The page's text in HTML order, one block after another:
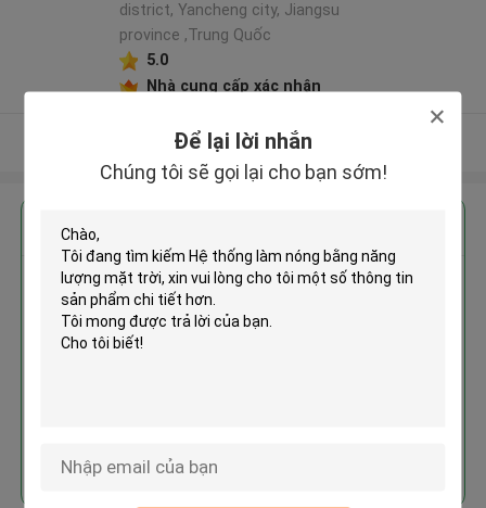
Để lại lời nhắn
Chúng tôi sẽ gọi lại cho bạn sớm!
district, Yancheng city, Jiangsu
province ,Trung Quốc
5.0
Nhà cung cấp xác nhận
Xem thêm
Hệ thống làm nóng bằng năng
lượng mặt trời